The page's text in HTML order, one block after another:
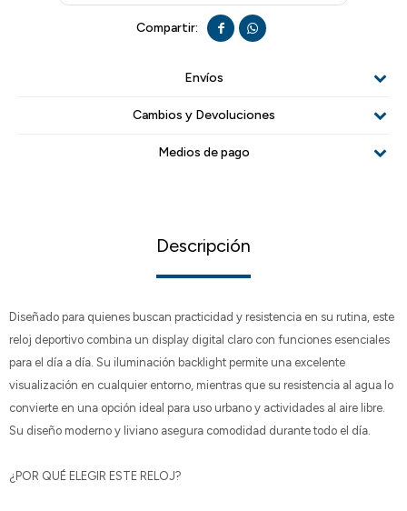
 
Envíos
Cambios y Devoluciones
Medios de pago
Descripción
Diseñado para quienes buscan practicidad y resistencia en su rutina, este
reloj deportivo combina un display digital claro con funciones esenciales
para el día a día. Su iluminación backlight permite una excelente
visualización en cualquier entorno, mientras que su resistencia al agua lo
convierte en una opción ideal para uso urbano y actividades al aire libre.
Su diseño moderno y liviano asegura comodidad durante todo el día.
¿POR QUÉ ELEGIR ESTE RELOJ?